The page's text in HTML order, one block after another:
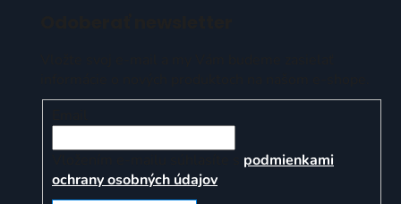
podmienkami
ochrany osobných údajov